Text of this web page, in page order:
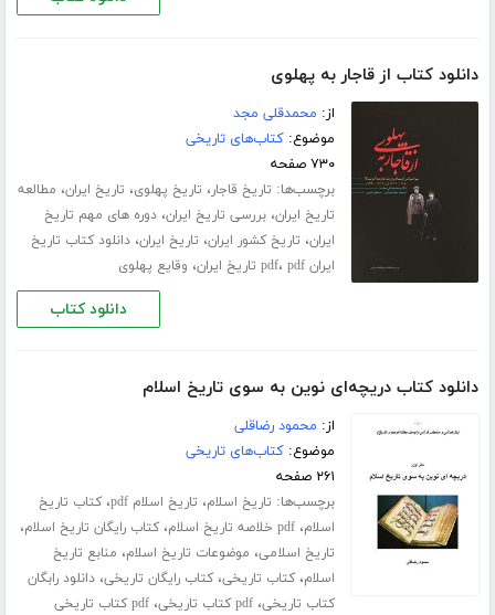
دانلود کتاب از قاجار به پهلوی
از: محمدقلی مجد
موضوع:کتاب‌های تاریخی
۷۳۰ صفحه
برچسب‌ها: تاریخ قاجار، تاریخ پهلوی، تاریخ ایران، مطالعه
تاریخ ایران،بررسی تاریخ ایران،دوره های مهم تاریخ
ایران، تاریخ کشور ایران، تاریخ ایران،دانلود کتاب تاریخ
ایران pdf
، pdf تاریخ ایران ، وقایع پهلوی
دانلود کتاب
دانلود کتاب دریچه‌ای نوین به سوی تاریخ اسلام
از: محمود رضاقلی
موضوع:کتاب‌های تاریخی
۲۶۱ صفحه
برچسب‌ها: تاریخ اسلام، تاریخ اسلام pdf ،کتاب تاریخ
اسلام،pdf خلاصه تاریخ اسلام ،کتاب رایگان تاریخ اسلام،
تاریخ اسلامی، موضوعات تاریخ اسلام، منابع تاریخ
اسلام،کتاب تاریخی،کتاب رایگان تاریخی،دانلود رابگان
کتاب تاریخی،pdf کتاب تاریخی ،
pdf کتاب تاریخی